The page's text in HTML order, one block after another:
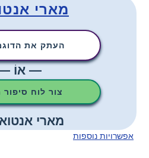
מארי
העתק את
— אוֹ —
צור לוח
אפשרויות נוספות